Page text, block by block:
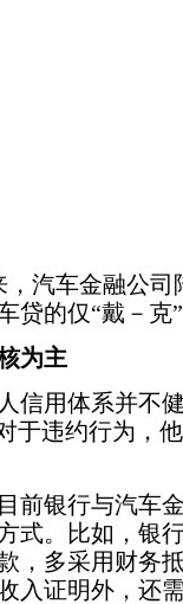
汽车金融公
贷的仅“戴－克
为主
用体系并不健
于违约行为，
银行与汽车金
式。比如，银
，多采用财务
入证明外，还